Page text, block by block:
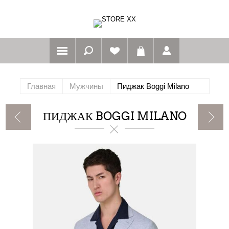
Главная Мужчины Пиджак Boggi Milano
ПИДЖАК BOGGI MILANO